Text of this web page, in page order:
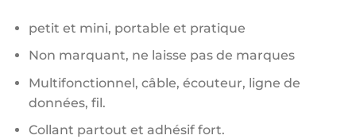
petit et mini, portable et pratique
Non marquant, ne laisse pas de marques
Multifonctionnel, câble, écouteur, ligne de
données, fil.
Collant partout et adhésif fort.